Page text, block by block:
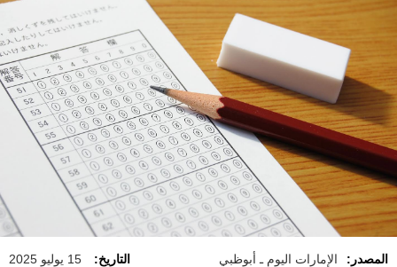
المصدر: الإمارات اليوم ـ أبوظبي التاريخ: 15 يوليو 2025